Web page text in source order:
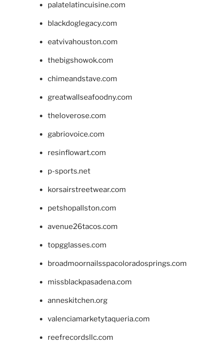
palatelatincuisine.com
blackdoglegacy.com
eatvivahouston.com
thebigshowok.com
chimeandstave.com
greatwallseafoodny.com
theloverose.com
gabriovoice.com
resinflowart.com
p-sports.net
korsairstreetwear.com
petshopallston.com
avenue26tacos.com
topgglasses.com
broadmoornailsspacoloradosprings.com
missblackpasadena.com
anneskitchen.org
valenciamarketytaqueria.com
reefrecordsllc.com